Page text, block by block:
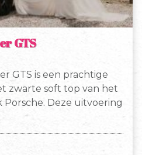
GTS
GTS is een prachtige
zwarte soft top van het
Deze uitvoering
met zwart leer en
dat luxe en comfort